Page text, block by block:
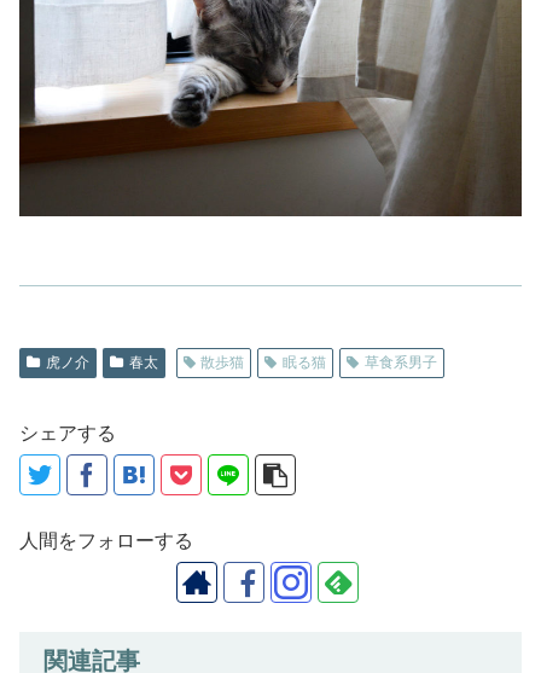
虎ノ介 春太 散歩猫 眠る猫 草食系男子
シェアする
人間をフォローする
関連記事